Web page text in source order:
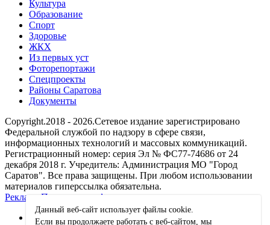
Культура
Образование
Спорт
Здоровье
ЖКХ
Из пеpвых уст
Фоторепортажи
Спецпроекты
Районы Саратова
Документы
Copyright.2018 - 2026.Сетевое издание зарегистрировано
Федеральной службой по надзору в сфере связи,
информационных технологий и массовых коммуникаций.
Регистрационный номер: серия Эл № ФС77-74686 от 24
декабря 2018 г. Учредитель: Администрация МО "Город
Саратов". Все права защищены. При любом использовании
материалов гиперссылка обязательна.
Реклама
Политика конфиденциальности
Данный веб-сайт использует файлы сookie.
Если вы продолжаете работать с веб-сайтом, мы